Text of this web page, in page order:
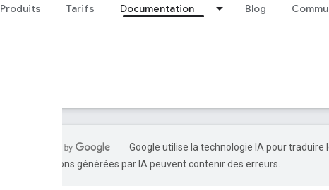
Produits Tarifs Documentation Blog
Google utilise la technologie IA pour
traductions générées par IA peuvent contenir des erreurs.